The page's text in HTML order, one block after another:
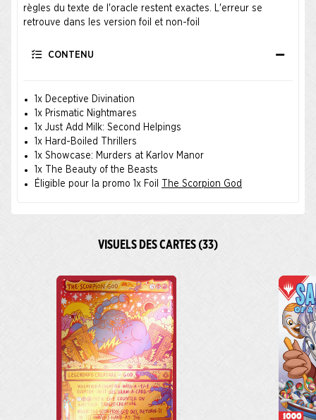
règles du texte de l'oracle restent exactes. L'erreur se
retrouve dans les version foil et non-foil
CONTENU
1x Deceptive Divination
1x Prismatic Nightmares
1x Just Add Milk: Second Helpings
1x Hard-Boiled Thrillers
1x Showcase: Murders at Karlov Manor
1x The Beauty of the Beasts
Éligible pour la promo 1x Foil
The Scorpion God
VISUELS DES CARTES (33)